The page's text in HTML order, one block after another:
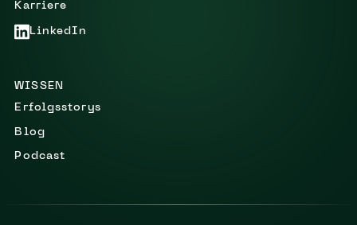
Karriere
LinkedIn
WISSEN
Erfolgsstorys
Blog
Podcast